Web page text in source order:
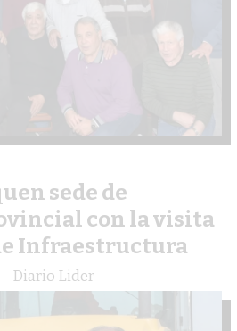
sede de
con la visita
Infraestructura
Diario Lider